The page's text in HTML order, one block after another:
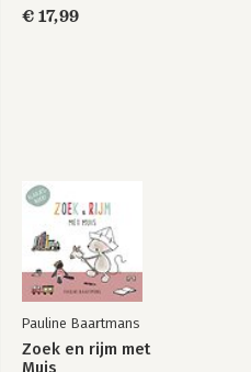
€ 17,99
Pauline Baartmans
Zoek en rijm met
Muis